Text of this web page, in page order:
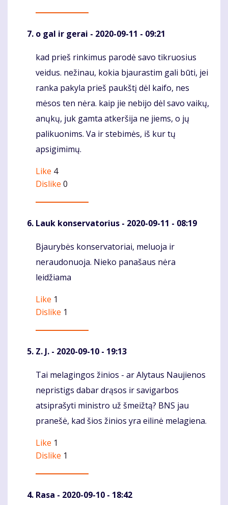
o gal ir gerai - 2020-09-11 - 09:21
Komentaras
kad prieš rinkimus parodė savo tikruosius
veidus. nežinau, kokia bjaurastim gali būti, jei
ranka pakyla prieš paukštį dėl kaifo, nes
mėsos ten nėra. kaip jie nebijo dėl savo vaikų,
anųkų, juk gamta atkeršija ne jiems, o jų
palikuonims. Va ir stebimės, iš kur tų
apsigimimų.
Like 4
Dislike 0
Lauk konservatorius - 2020-09-11 - 08:19
Komentaras
Bjaurybės konservatoriai, meluoja ir
neraudonuoja. Nieko panašaus nėra
leidžiama
Like 1
Dislike 1
Z. J. - 2020-09-10 - 19:13
Komentaras
Tai melagingos žinios - ar Alytaus Naujienos
nepristigs dabar drąsos ir savigarbos
atsiprašyti ministro už šmeižtą? BNS jau
pranešė, kad šios žinios yra eilinė melagiena.
Like 1
Dislike 1
Rasa - 2020-09-10 - 18:42